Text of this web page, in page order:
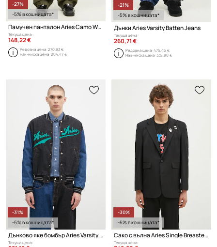
-27%
-5% в кошницата*
Памучен панталон Aries Camo Walking Trouser
Текуща цена:
148,22 €
Редовна цена:270,93 €
Най-ниска цена:204,47 €
-21%
-5% в кошницата*
Дънки Aries Varsity Batten Jeans
Текуща цена:
260,71 €
Редовна цена:475,45 €
Най-ниска цена:332,80 €
-31%
-5% в кошницата*
Дънково яке бомбър Aries Varsity Denim Jacket
Текуща цена:
-30%
-5% в кошницата*
Сако с вълна Aries Single Breasted Tailored Jacket
Текуща цена: